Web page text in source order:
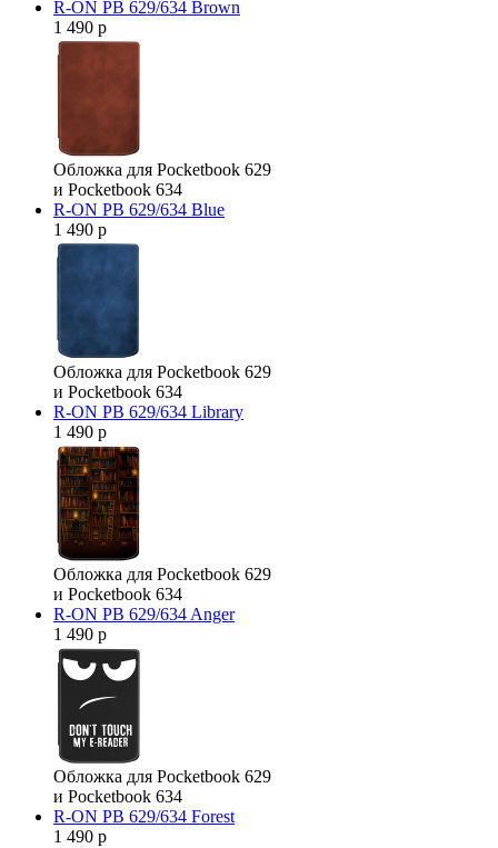
R-ON PB 629/634 Brown
1 490 р
Обложка для Pocketbook 629
и Pocketbook 634
R-ON PB 629/634 Blue
1 490 р
Обложка для Pocketbook 629
и Pocketbook 634
R-ON PB 629/634 Library
1 490 р
Обложка для Pocketbook 629
и Pocketbook 634
R-ON PB 629/634 Anger
1 490 р
Обложка для Pocketbook 629
и Pocketbook 634
R-ON PB 629/634 Forest
1 490 р